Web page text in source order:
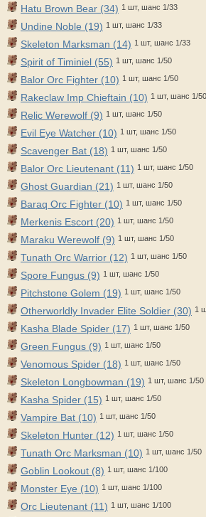
Hatu Brown Bear (34) 1 шт, шанс 1/33
Undine Noble (19) 1 шт, шанс 1/33
Skeleton Marksman (14) 1 шт, шанс 1/33
Spirit of Timiniel (55) 1 шт, шанс 1/50
Balor Orc Fighter (10) 1 шт, шанс 1/50
Rakeclaw Imp Chieftain (10) 1 шт, шанс 1/50
Relic Werewolf (9) 1 шт, шанс 1/50
Evil Eye Watcher (10) 1 шт, шанс 1/50
Scavenger Bat (18) 1 шт, шанс 1/50
Balor Orc Lieutenant (11) 1 шт, шанс 1/50
Ghost Guardian (21) 1 шт, шанс 1/50
Baraq Orc Fighter (10) 1 шт, шанс 1/50
Merkenis Escort (20) 1 шт, шанс 1/50
Maraku Werewolf (9) 1 шт, шанс 1/50
Tunath Orc Warrior (12) 1 шт, шанс 1/50
Spore Fungus (9) 1 шт, шанс 1/50
Pitchstone Golem (19) 1 шт, шанс 1/50
Otherworldly Invader Elite Soldier (30) 1
Kasha Blade Spider (17) 1 шт, шанс 1/50
Green Fungus (9) 1 шт, шанс 1/50
Venomous Spider (18) 1 шт, шанс 1/50
Skeleton Longbowman (19) 1 шт, шанс 1/50
Kasha Spider (15) 1 шт, шанс 1/50
Vampire Bat (10) 1 шт, шанс 1/50
Skeleton Hunter (12) 1 шт, шанс 1/50
Tunath Orc Marksman (10) 1 шт, шанс 1/50
Goblin Lookout (8) 1 шт, шанс 1/100
Monster Eye (10) 1 шт, шанс 1/100
Orc Lieutenant (11) 1 шт, шанс 1/100